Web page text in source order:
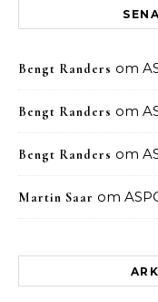
Bengt Randers om
Bengt Randers om
Bengt Randers om
Martin Saar om